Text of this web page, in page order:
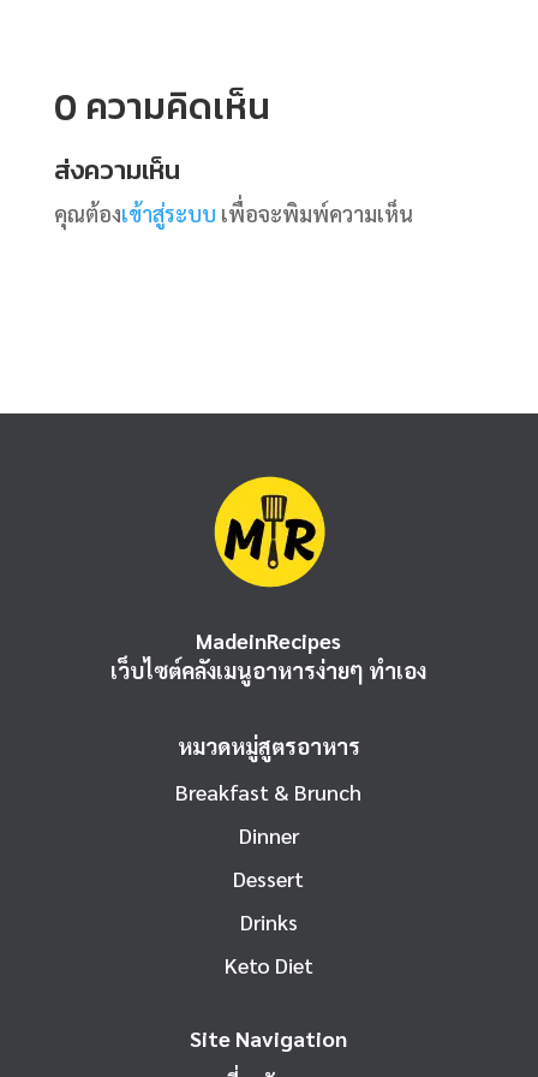
0 ความคิดเห็น
ส่งความเห็น
คุณต้องเข้าสู่ระบบ เพื่อจะพิมพ์ความเห็น
MadeinRecipes
เว็บไซต์คลังเมนูอาหารง่ายๆ ทำเอง
หมวดหมู่สูตรอาหาร
Breakfast & Brunch
Dinner
Dessert
Drinks
Keto Diet
Site Navigation